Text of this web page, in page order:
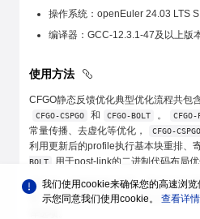
操作系统：openEuler 24.03 LTS
编译器：GCC-12.3.1-47及以上版
使用方法
CFGO静态反馈优化典型优化流程共包
CFGO-CSPGO 和 CFGO-BOLT 。 CFGO-
常量传播、去虚化等优化，
CFGO-CSPGO
利用更新后的profile执行基本块重排、
BOLT
用于post-link的二进制代码布局优
为了进一步提升优化效果，建议CFGO
用，即在 CFGO-PGO 、 CFGO-CSPGO 优
我们使用cookie来确保您的高速浏
示您同意我们使用cookie。 查看详情